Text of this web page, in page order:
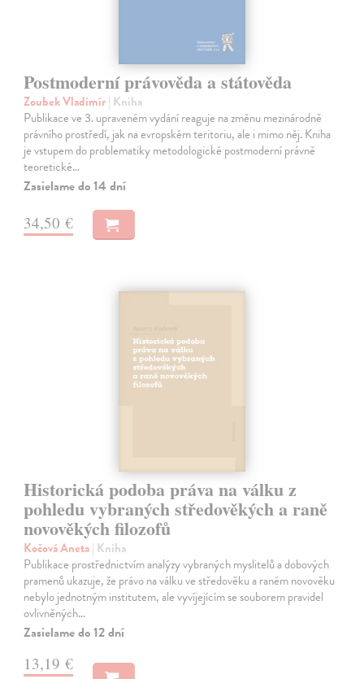
Postmoderní právověda a státověda
Zoubek Vladimír| Kniha
Publikace ve 3. upraveném vydání reaguje na změnu mezinárodně
právního prostředí, jak na evropském teritoriu, ale i mimo něj. Kniha
je vstupem do problematiky metodologické postmoderní právně
teoretické…
Zasielame do 14 dní
34,50 €
Historická podoba práva na válku z
pohledu vybraných středověkých a raně
novověkých filozofů
Kočová Aneta| Kniha
Publikace prostřednictvím analýzy vybraných myslitelů a dobových
pramenů ukazuje, že právo na válku ve středověku a raném novověku
nebylo jednotným institutem, ale vyvíjejícím se souborem pravidel
ovlivněných…
Zasielame do 12 dní
13,19 €